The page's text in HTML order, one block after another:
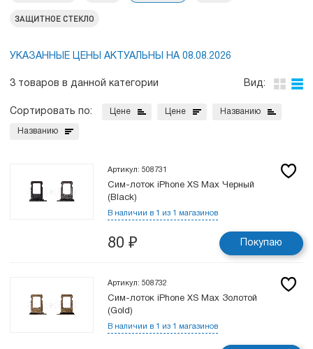
ЗАЩИТНОЕ СТЕКЛО
УКАЗАННЫЕ ЦЕНЫ АКТУАЛЬНЫ НА 08.08.2026
3 товаров в данной категории Вид:
Сортировать по: Цене Цене Названию
Названию
Артикул: 508731
Сим-лоток iPhone XS Max Черный
(Black)
В наличии в 1 из 1 магазинов
80 ₽ Покупаю
Артикул: 508732
Сим-лоток iPhone XS Max Золотой
(Gold)
В наличии в 1 из 1 магазинов